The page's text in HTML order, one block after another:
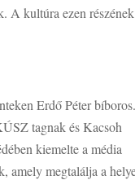
A kultúra ezen részének
Erdő Péter
tagnak és Kacsoh
kiemelte a média
amely megtalálja a